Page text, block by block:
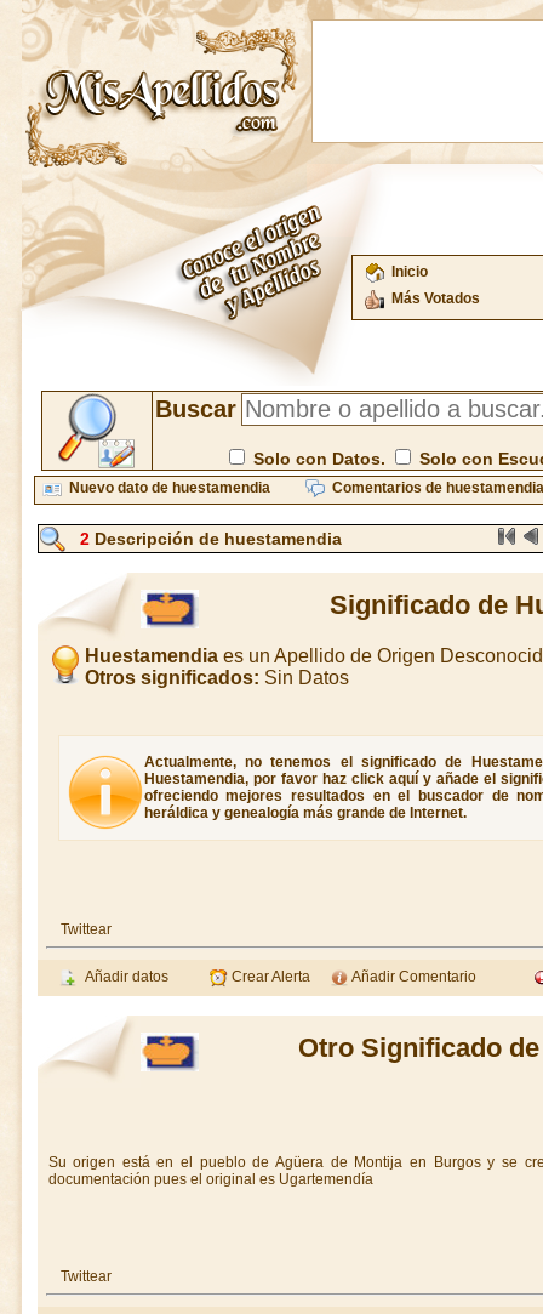
Inicio
Más Votados
Buscar
Solo con Datos. Solo con
Nuevo dato de huestamendia Comentarios de huestamendia
2 Descripción de huestamendia
Significado de
Huestamendiaes un Apellido de Origen
Otros significados: Sin Datos
Actualmente, no tenemos el significado de
Huestamendia, por favor haz click aquí y añade el
ofreciendo mejores resultados en el buscador de
heráldica y genealogía más grande de Internet.
Twittear
Añadir datos Crear Alerta Añadir Comentario
Otro Significado
Su origen está en el pueblo de Agüera de Montija en Burgos y se
documentación pues el original es Ugartemendía
Twittear